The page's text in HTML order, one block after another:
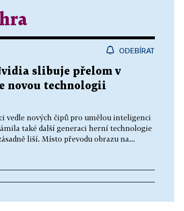
ODEBÍRAT
slibuje přelom v
novou technologii
vedle nových čipů pro umělou inteligenci
také další generaci herní technologie
liší. Místo převodu obrazu na...